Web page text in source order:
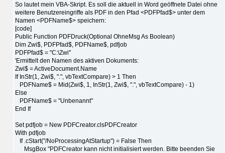
So lautet mein VBA-Skript. Es soll die aktuell in Word geöffnete Datei ohne
weitere Benutzereingriffe als PDF in den Pfad <PDFPfad$> unter dem
Namen <PDFName$> speichern:
[code]
Public Function PDFDruck(Optional OhneMsg As Boolean)
Dim Zwi$, PDFPfad$, PDFName$, pdfjob
PDFPfad$ = "C:\Zwi"
'Ermittelt den Namen des aktiven Dokuments:
Zwi$ = ActiveDocument.Name
If InStr(1, Zwi$, ".", vbTextCompare) > 1 Then
PDFName$ = Mid(Zwi$, 1, InStr(1, Zwi$, ".", vbTextCompare) - 1)
Else
PDFName$ = "Unbenannt"
End If
Set pdfjob = New PDFCreator.clsPDFCreator
With pdfjob
If .cStart("/NoProcessingAtStartup") = False Then
MsgBox "PDFCreator kann nicht initialisiert werden. Bitte beenden Sie